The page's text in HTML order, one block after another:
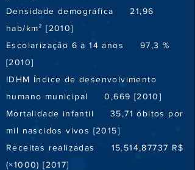
Densidade demográfica 21,96
hab/km² [2010]
Escolarização 6 a 14 anos 97,3 %
[2010]
IDHM Índice de desenvolvimento
humano municipal 0,669 [2010]
Mortalidade infantil 35,71 óbitos por
mil nascidos vivos [2015]
Receitas realizadas 15.514,87737 R$
(×1000) [2017]